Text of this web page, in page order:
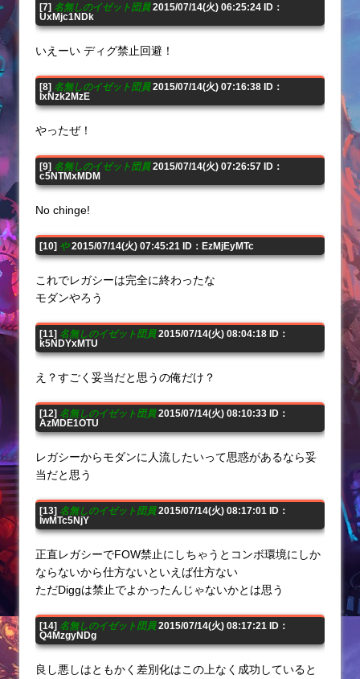
[7] 名無しのイゼット団員2015/07/14(火) 06:25:24 ID：
UxMjc1NDk
いえーい ディグ禁止回避！
[8] 名無しのイゼット団員2015/07/14(火) 07:16:38 ID：
IxNzk2MzE
やったぜ！
[9] 名無しのイゼット団員2015/07/14(火) 07:26:57 ID：
c5NTMxMDM
No chinge!
[10] や2015/07/14(火) 07:45:21 ID：EzMjEyMTc
これでレガシーは完全に終わったな
モダンやろう
[11] 名無しのイゼット団員2015/07/14(火) 08:04:18 ID：
k5NDYxMTU
え？すごく妥当だと思うの俺だけ？
[12] 名無しのイゼット団員2015/07/14(火) 08:10:33 ID：
AzMDE1OTU
レガシーからモダンに人流したいって思惑があるなら妥
当だと思う
[13] 名無しのイゼット団員2015/07/14(火) 08:17:01 ID：
IwMTc5NjY
正直レガシーでFOW禁止にしちゃうとコンボ環境にしか
ならないから仕方ないといえば仕方ない
ただDiggは禁止でよかったんじゃないかとは思う
[14] 名無しのイゼット団員2015/07/14(火) 08:17:21 ID：
Q4MzgyNDg
良し悪しはともかく差別化はこの上なく成功していると